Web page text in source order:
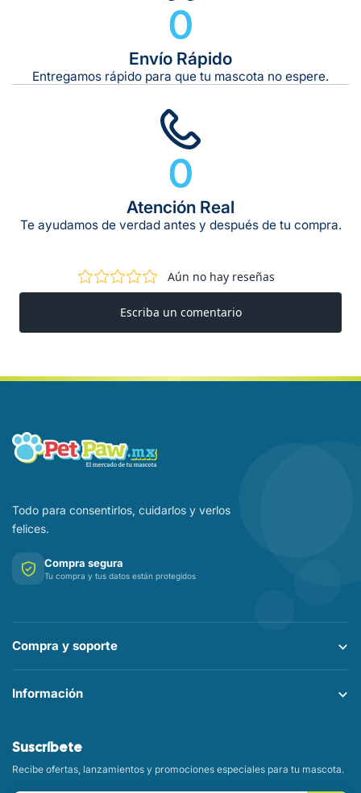
0
Envío Rápido
Entregamos rápido para que tu mascota no espere.
0
Atención Real
Te ayudamos de verdad antes y después de tu compra.
Todo para consentirlos, cuidarlos y verlos
felices.
Compra segura
Tu compra y tus datos están protegidos
Compra y soporte
Información
Suscríbete
Recibe ofertas, lanzamientos y promociones especiales para tu mascota.